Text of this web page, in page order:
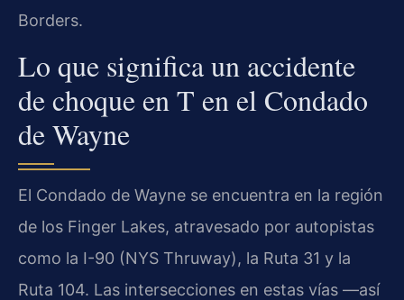
Borders.
Lo que significa un accidente
de choque en T en el Condado
de Wayne
El Condado de Wayne se encuentra en la región
de los Finger Lakes, atravesado por autopistas
como la I-90 (NYS Thruway), la Ruta 31 y la
Ruta 104. Las intersecciones en estas vías —así